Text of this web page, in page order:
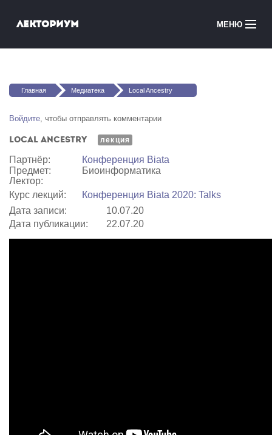
Лекториум МЕНЮ
Медиатека
Вы здесь
Главная Медиатека Local Ancestry
Войдите, чтобы отправлять комментарии
Local Ancestry лекция
Партнёр:
Конференция Biata
Предмет:
Биоинформатика
Лектор:
Курс лекций:
Конференция Biata 2020: Talks
Дата записи:
10.07.20
Дата публикации:
22.07.20